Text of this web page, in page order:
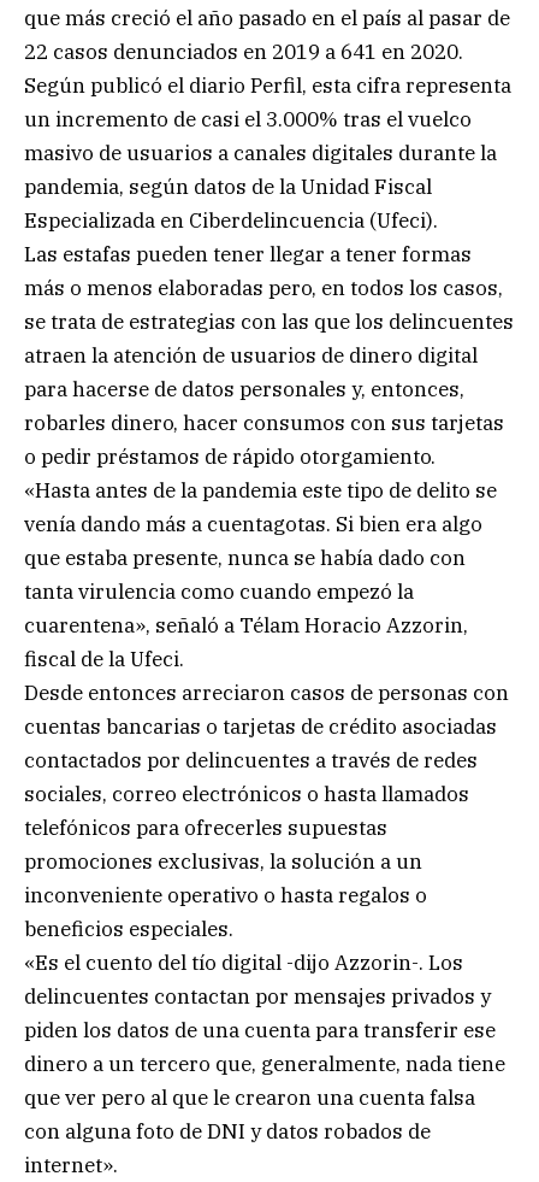
que más creció el año pasado en el país al pasar de
22 casos denunciados en 2019 a 641 en 2020.
Según publicó el diario Perfil, esta cifra representa
un incremento de casi el 3.000% tras el vuelco
masivo de usuarios a canales digitales durante la
pandemia, según datos de la Unidad Fiscal
Especializada en Ciberdelincuencia (Ufeci).
Las estafas pueden tener llegar a tener formas
más o menos elaboradas pero, en todos los casos,
se trata de estrategias con las que los delincuentes
atraen la atención de usuarios de dinero digital
para hacerse de datos personales y, entonces,
robarles dinero, hacer consumos con sus tarjetas
o pedir préstamos de rápido otorgamiento.
«Hasta antes de la pandemia este tipo de delito se
venía dando más a cuentagotas. Si bien era algo
que estaba presente, nunca se había dado con
tanta virulencia como cuando empezó la
cuarentena», señaló a Télam Horacio Azzorin,
fiscal de la Ufeci.
Desde entonces arreciaron casos de personas con
cuentas bancarias o tarjetas de crédito asociadas
contactados por delincuentes a través de redes
sociales, correo electrónicos o hasta llamados
telefónicos para ofrecerles supuestas
promociones exclusivas, la solución a un
inconveniente operativo o hasta regalos o
beneficios especiales.
«Es el cuento del tío digital -dijo Azzorin-. Los
delincuentes contactan por mensajes privados y
piden los datos de una cuenta para transferir ese
dinero a un tercero que, generalmente, nada tiene
que ver pero al que le crearon una cuenta falsa
con alguna foto de DNI y datos robados de
internet».